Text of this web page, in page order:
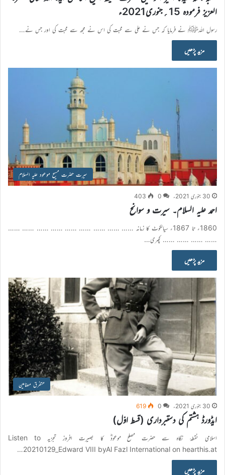
العزیز فرمودہ 15؍جنوری2021ء
رسول اللہﷺ نے فرمایا کہ جس نے علی سے محبت کی اس نے مجھ سے محبت کی اور جس نے…
مزید پڑھیں
سیرت حضرت مسیح موعود علیہ السلام
30 جنوری 2021ء 0
403
احمد علیہ السلام۔ سیرت و سوانح
1860ء تا 1867ء سیالکوٹ کا زمانہ …… …… …… …… …… …… …… …… ……
…… …… …… …… کچہری…
مزید پڑھیں
متفرق مضامین
30 جنوری 2021ء 0
619
ایڈورڈ ہشتم کی دستبرداری (قسط اوّل)
اسلامی نقطۂ نگاہ سے حضرت مصلح موعودؓ کا بصیرت افروز تجزیہ Listen to
20210129_Edward VIII byAl Fazl International on hearthis.at…
مزید پڑھیں